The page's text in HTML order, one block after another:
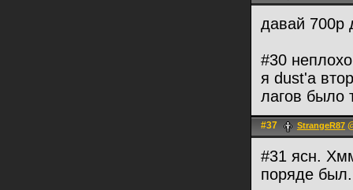
давай 700р
#30
я dust'a
лагов было
#37 StrangeR87
#31 ясн.
поряде